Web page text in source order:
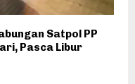
Satpol PP
Pasca Libur